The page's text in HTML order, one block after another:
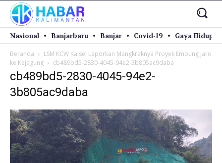
Nasional Banjarbaru Banjar Covid-19 Gaya Hidup
Beranda
LSM KCW Kalsel Laporkan Mangkraknya Proyek Embung Jaro
ke Kejagung
cb489bd5-2830-4045-94e2-3b805ac9daba
cb489bd5-2830-4045-94e2-
3b805ac9daba